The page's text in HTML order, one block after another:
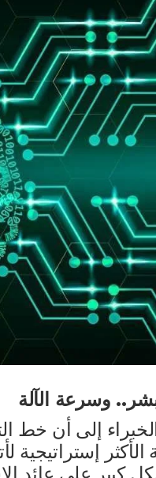
وسرعة الآلة
إلى أن خط
الأكثر